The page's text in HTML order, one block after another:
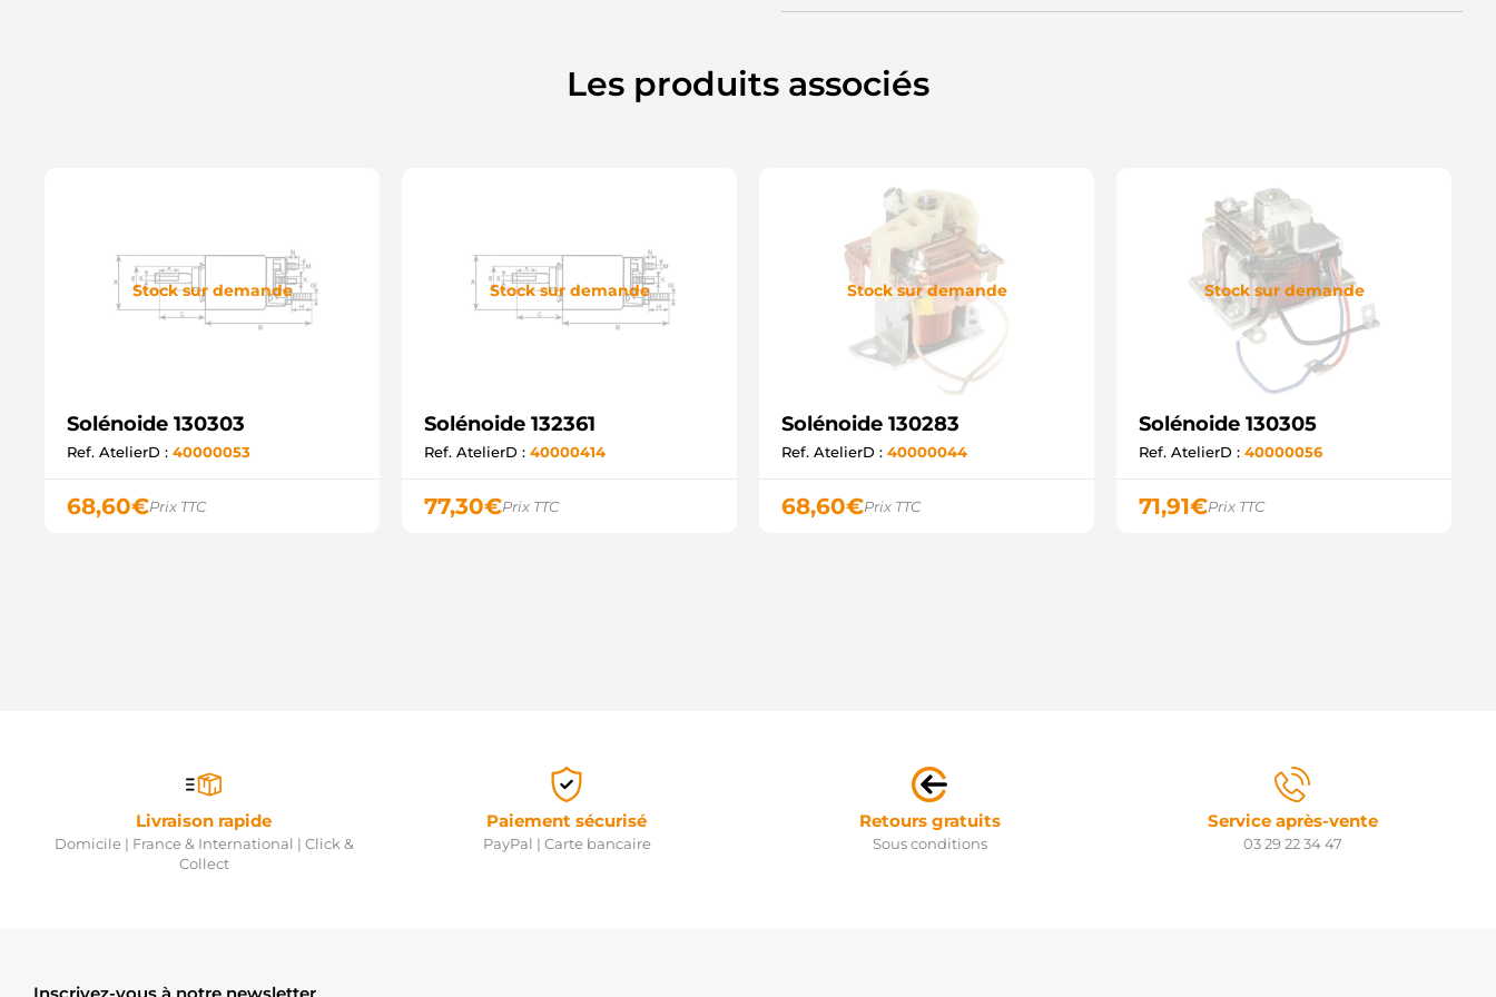
Les produits associés
Stock sur demande
Solénoide 130303
Ref. AtelierD : 40000053
68,60€Prix TTC
Stock sur demande
Solénoide 132361
Ref. AtelierD : 40000414
77,30€Prix TTC
Stock sur demande
Solénoide 130283
Ref. AtelierD : 40000044
68,60€Prix TTC
Stock sur demande
Solénoide 130305
Ref. AtelierD : 40000056
71,91€Prix TTC
Livraison rapide
Domicile | France & International | Click &
Collect
Paiement sécurisé
PayPal | Carte bancaire
Retours gratuits
Sous conditions
Service après-vente
03 29 22 34 47